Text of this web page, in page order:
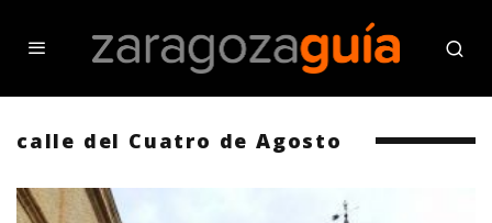
calle del Cuatro de Agosto